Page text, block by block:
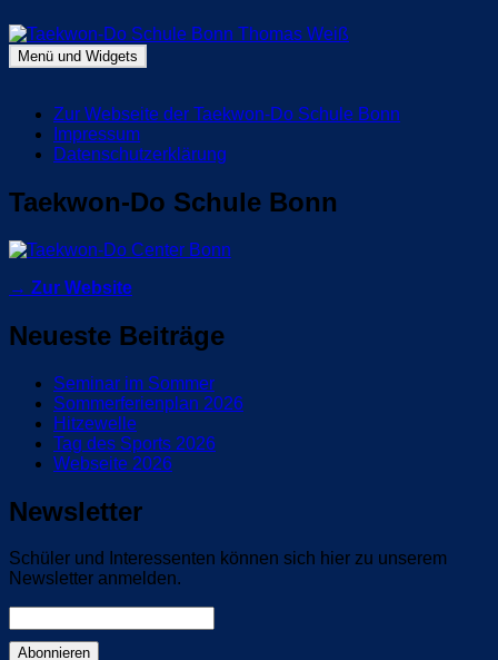
Inhalt
springen
Taekwon-Do Schule Bonn Thomas Weiß
Blog Taekwon-Do Schule Bonn
Menü und Widgets
Zur Webseite der Taekwon-Do Schule Bonn
Impressum
Datenschutzerklärung
Taekwon-Do Schule Bonn
→ Zur Website
Neueste Beiträge
Seminar im Sommer
Sommerferienplan 2026
Hitzewelle
Tag des Sports 2026
Webseite 2026
Newsletter
Schüler und Interessenten können sich hier zu unserem
Newsletter anmelden.